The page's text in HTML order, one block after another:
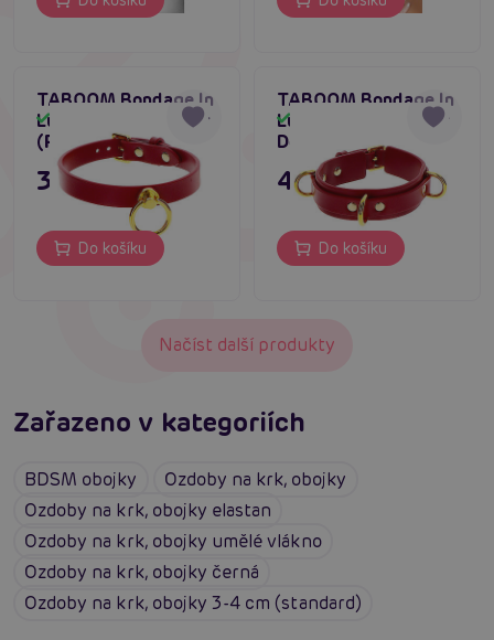
TABOOM Bondage In
Luxury O-Ring Collar
(Red)
395 Kč
Do košíku
TABOOM Bondage In
Luxury D-Ring Collar
Deluxe (Red)
449 Kč
Do košíku
Načíst další produkty
Zařazeno v kategoriích
BDSM obojky
Ozdoby na krk, obojky
Ozdoby na krk, obojky elastan
Ozdoby na krk, obojky umělé vlákno
Ozdoby na krk, obojky černá
Ozdoby na krk, obojky 3-4 cm (standard)